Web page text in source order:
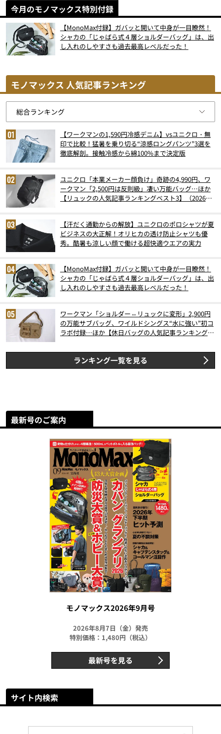
今月のモノマックス特別付録
【MonoMax付録】ガバッと開いて中身が一目瞭然！
シャカの「じゃばら式４層ショルダーバッグ」は、出
し入れのしやすさも過去最高レベルだった！
モノマックス 人気記事ランキング
【ワークマンの1,590円冷感デニム】vsユニクロ・無
印で比較！猛暑を乗り切る“涼感ロングパンツ”3選を
徹底解剖。接触冷感から綿100%まで決定版
ユニクロ「本業メーカー顔負け」奇跡の4,990円、ワ
ークマン「2,500円は反則級」凄い万能バッグ…ほか
【リュックの人気記事ランキングベスト3】（2026年
【汗だく通勤からの解放】ユニクロのポロシャツが夏
ビジネスの大正解！オリヒカの透け防止シャツも優
秀。酷暑も涼しい顔で働ける超快適ウエアの実力
【MonoMax付録】ガバッと開いて中身が一目瞭然！
シャカの「じゃばら式４層ショルダーバッグ」は、出
し入れのしやすさも過去最高レベルだった！
ワークマン「ショルダー⇔リュックに変形」2,900円
の万能サブバッグ、ワイルドシングス“水に強い”初コ
ラボ付録…ほか【休日バッグの人気記事ランキングベ
ランキング一覧を見る
最新号のご案内
モノマックス2026年9月号
2026年8月7日（金）発売
特別価格：1,480円（税込）
最新号を見る
サイト内検索